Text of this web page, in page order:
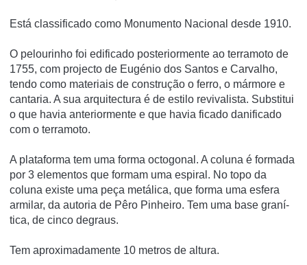
Está classificado como Monumento Nacional desde 1910.
O pelourinho foi edificado posteriormente ao terramoto de
1755, com projecto de Eugénio dos Santos e Carvalho,
tendo como materiais de construção o ferro, o mármore e
cantaria. A sua arquitectura é de estilo revivalista. Substitui
o que havia anteriormente e que havia ficado danificado
com o terramoto.
A plataforma tem uma forma octogonal. A coluna é formada
por 3 elementos que formam uma espiral. No topo da
coluna existe uma peça metálica, que forma uma esfera
armilar, da autoria de Pêro Pinheiro. Tem uma base graní­
tica, de cinco degraus.
Tem aproximadamente 10 metros de altura.